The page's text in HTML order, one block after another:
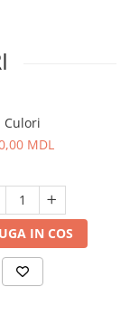
Culori
MDL
IN COS